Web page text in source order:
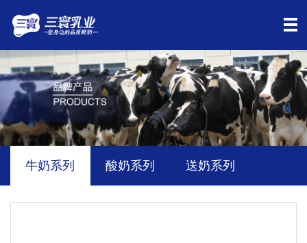
牛奶系列 酸奶系列 送奶系列